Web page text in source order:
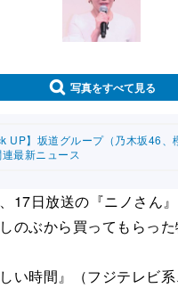
写真をすべて見る
UP】坂道グループ（乃木坂46
最新ニュース
17日放送の『ニノさん
のぶから買ってもらった
い時間』（フジテレビ